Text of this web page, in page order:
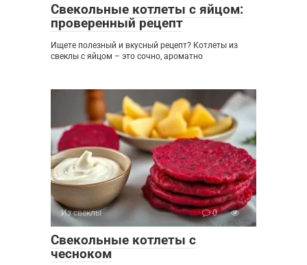
Свекольные котлеты с яйцом:
проверенный рецепт
Ищете полезный и вкусный рецепт? Котлеты из
свеклы с яйцом – это сочно, ароматно
Из свеклы 0
Свекольные котлеты с
чесноком